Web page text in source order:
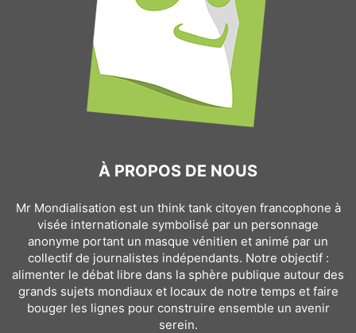
À PROPOS DE NOUS
Mr Mondialisation est un think tank citoyen francophone à
visée internationale symbolisé par un personnage
anonyme portant un masque vénitien et animé par un
collectif de journalistes indépendants. Notre objectif :
alimenter le débat libre dans la sphère publique autour des
grands sujets mondiaux et locaux de notre temps et faire
bouger les lignes pour construire ensemble un avenir
serein.